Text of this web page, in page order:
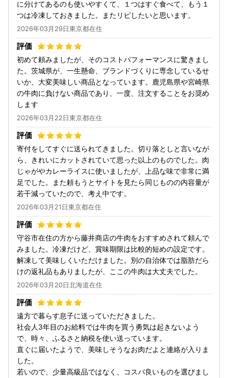
に分けてあるのも使いやすくて、１つはすぐ食べて、もう１
つは冷凍しておきました。またリピしたいと思います。
2026年03月29日東京都在住
初めて頼みましたが、そのコストパフォーマンスに驚きまし
た。茨城県が、一生懸命、ブランドづくりに専念しているせ
いか、大変美味しい商品となっています。鹿児島県や宮崎県
の牛肉に負けない商品であり、一度、注文することをお奨め
します
2026年03月22日東京都在住
寄付をしてすぐに送られてきました。切り落としと言いなが
ら、きれいにカットされていて思った以上のものでした。肉
じゃがやカレーライスに使いましたが、上品な味で非常に満
足でした。また頼もうとサイトを見たら同じものの内容量が
若干減っていたので、考え中です。
2026年03月21日東京都在住
守谷市在住の方から藤井商店の牛肉をおすすめされて頼んで
みました。冷凍だけど、賞味期限は比較的短めの設定です。
解凍して美味しくいただけました。別の自治体では脂肪だら
けの返礼品もありましたが、ここの牛肉は大丈夫でした。
2026年03月20日北海道在住
遠方で暮らす息子に送っていただきました。
社会人3年目のお給料では牛肉を買う勇気は起きないよう
で、時々、ふるさと納税を使い送っています。
直ぐに届いたようで、美味しそうなお肉だよと連絡が入りま
した。
若いので、少量高級品ではなく、コスパ良いものを選びまし